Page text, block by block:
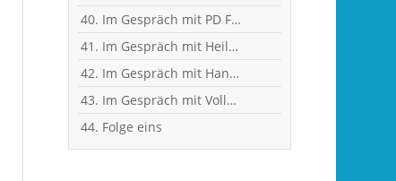
40. Im Gespräch mit PD Frau Dr. Wiewrodt - Hirntumor und Sport
41. Im Gespräch mit Heilpraktikerin Angelika Rüdel
42. Im Gespräch mit Handball-Trainer Tobias Milde
43. Im Gespräch mit Vollblut-Handballer Michael Spatz
44. Folge eins